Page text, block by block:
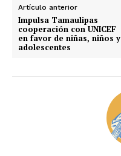
Artículo anterior
Impulsa Tamaulipas
cooperación con UNICEF
en favor de niñas, niños y
adolescentes